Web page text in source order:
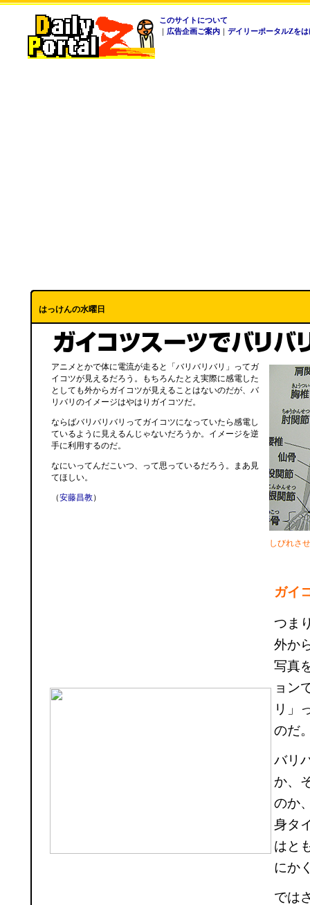
このサイトについて
｜ 広告企画ご案内 ｜ デイリーポータルZを
はっけんの水曜日
しびれさ
アニメとかで体に電流が走ると「バリバリバリ」ってガ
イコツが見えるだろう。もちろんたとえ実際に感電した
としても外からガイコツが見えることはないのだが、バ
リバリのイメージはやはりガイコツだ。
ならばバリバリバリってガイコツになっていたら感電し
ているように見えるんじゃないだろうか。イメージを逆
手に利用するのだ。
なにいってんだこいつ、って思っているだろう。まあ見
てほしい。
（安藤昌教）
ガイ
つま
外か
写真
ョン
リ」
のだ
バリ
か、
のか
身タ
はと
にか
では